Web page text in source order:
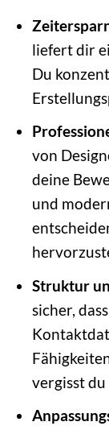
liefert dir
Du
von
deine
und
Struktur
sicher,
vergisst